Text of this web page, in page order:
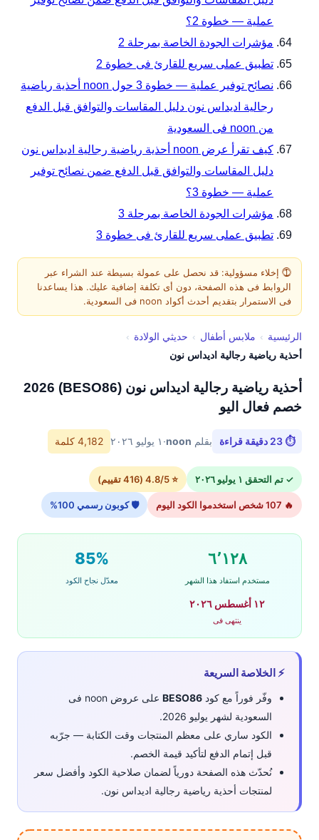
عملية — خطوة 2؟
مؤشرات الجودة الخاصة بمرحلة 2
تطبيق عملى سريع للقارئ فى خطوة 2
نصائح توفير عملية — خطوة 3 حول noon أحذية رياضية
رجالية اديداس نون دليل المقاسات والتوافق قبل الدفع
من noon فى السعودية
كيف تقرأ عرض noon أحذية رياضية رجالية اديداس نون
دليل المقاسات والتوافق قبل الدفع ضمن نصائح توفير
عملية — خطوة 3؟
مؤشرات الجودة الخاصة بمرحلة 3
تطبيق عملى سريع للقارئ فى خطوة 3
⓵ إخلاء مسؤولية: قد نحصل على عمولة بسيطة عند الشراء عبر
الروابط فى هذه الصفحة، دون أى تكلفة إضافية عليك. هذا يساعدنا
فى الاستمرار بتقديم أحدث أكواد noon فى السعودية.
الرئيسية › ملابس أطفال › حديثي الولادة ›
أحذية رياضية رجالية اديداس نون
أحذية رياضية رجالية اديداس نون (BESO86) 2026
خصم فعال اليو
⏱ 23 دقيقة قراءة بقلم noon
· ١ يوليو ٢٠٢٦ 4,182 كلمة
✓ تم التحقق ١ يوليو ٢٠٢٦ ⭐ 4.8/5 (416 تقييم)
🔥 107 شخص استخدموا الكود اليوم 🛡 كوبون رسمي 100%
٦٬١٢٨
مستخدم استفاد هذا الشهر
85%
معدّل نجاح الكود
١٢ أغسطس ٢٠٢٦
ينتهى فى
⚡ الخلاصة السريعة
وفّر فوراً مع كود BESO86
على عروض noon فى
السعودية لشهر يوليو 2026.
الكود ساري على معظم المنتجات وقت الكتابة — جرّبه
قبل إتمام الدفع لتأكيد قيمة الخصم.
نُحدّث هذه الصفحة دورياً لضمان صلاحية الكود وأفضل سعر
لمنتجات أحذية رياضية رجالية اديداس نون.